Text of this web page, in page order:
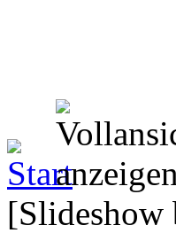
[Slideshow